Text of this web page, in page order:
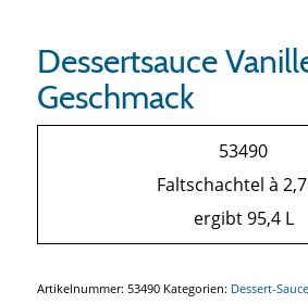
Dessertsauce
Geschmack
53490
Faltschachtel à
ergibt 95,4 L
Artikelnummer: 53490 Kategorien: Dessert-